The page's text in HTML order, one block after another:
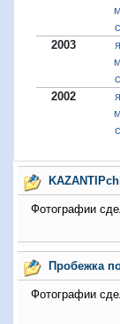
2003
2002
Фотографии
Пробежка
Фотографии